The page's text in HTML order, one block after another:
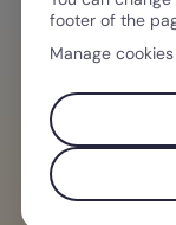
HAI
Smetti di
andrà in
cartellino o
Centralizza
footer of the
Manage cookies